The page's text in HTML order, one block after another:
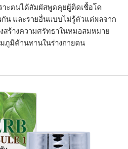
าะตนได้สัมผัสพูดคุยผู้ติดเชื้อโค
กัน และรายอื่นแบบไม่รู้ตัวแต่ผลจาก
สร้างความศรัทธาในหมอสมหมาย
มภูมิต้านทานในร่างกายตน